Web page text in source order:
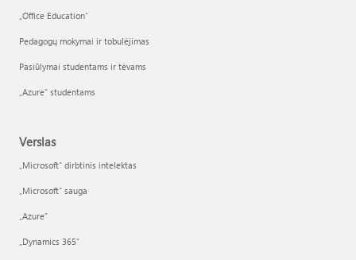
„Office Education“
Pedagogų mokymai ir tobulėjimas
Pasiūlymai studentams ir tėvams
„Azure“ studentams
Verslas
„Microsoft“ dirbtinis intelektas
„Microsoft“ sauga
„Azure”
„Dynamics 365“